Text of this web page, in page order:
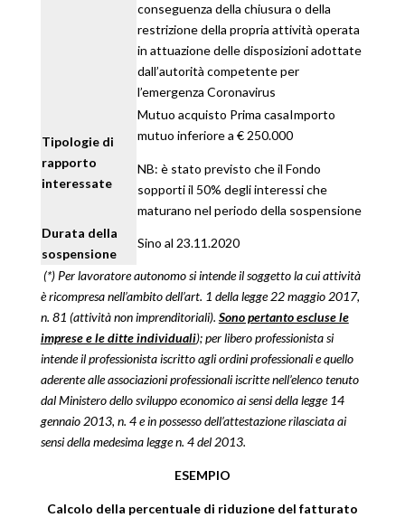
conseguenza della chiusura o della
restrizione della propria attività operata
in attuazione delle disposizioni adottate
dall’autorità competente per
l’emergenza Coronavirus
Tipologie di
rapporto
interessate
Mutuo acquisto Prima casaImporto
mutuo inferiore a € 250.000
NB: è stato previsto che il Fondo
sopporti il 50% degli interessi che
maturano nel periodo della sospensione
Durata della
sospensione
Sino al 23.11.2020
(*) Per lavoratore autonomo si intende il soggetto la cui attività
è ricompresa nell’ambito dell’art. 1 della legge 22 maggio 2017,
n. 81 (attività non imprenditoriali). Sono pertanto escluse le
imprese e le ditte individuali); per libero professionista si
intende il professionista iscritto agli ordini professionali e quello
aderente alle associazioni professionali iscritte nell’elenco tenuto
dal Ministero dello sviluppo economico ai sensi della legge 14
gennaio 2013, n. 4 e in possesso dell’attestazione rilasciata ai
sensi della medesima legge n. 4 del 2013.
ESEMPIO
Calcolo della percentuale di riduzione del fatturato